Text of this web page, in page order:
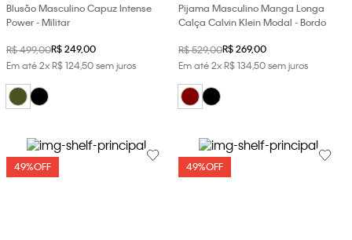
Blusão Masculino Capuz Intense
Power - Militar
R$499,00R$249,00
Em até2xR$12450sem juros
Pijama Masculino Manga Longa
Calça Calvin Klein Modal - Bordo
R$529,00R$269,00
Em até2xR$13450sem juros
49%OFF 49%OFF